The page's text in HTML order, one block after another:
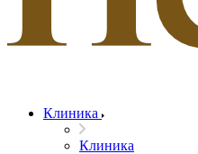
Клиника
Клиника